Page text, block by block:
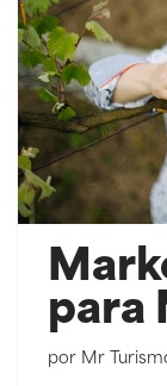
para
por Mr